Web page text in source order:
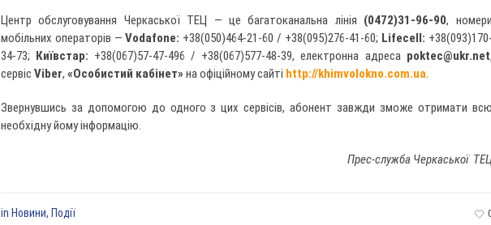
Центр обслуговування Черкаської ТЕЦ — це багатоканальна лінія (0472)31-96-90, номери
мобільних операторів —Vodafonе: +38(050)464-21-60 / +38(095)276-41-60; Lifecell: +38(093)170-
34-73; Київстар: +38(067)57-47-496 / +38(067)577-48-39, електронна адреса poktec@ukr.net,
сервіс Viber, «Особистий кабінет» на офіційному сайті http://khimvolokno.com.ua.
Звернувшись за допомогою до одного з цих сервісів, абонент завжди зможе отримати всю
необхідну йому інформацію.
Прес-служба Черкаської
in Новини, Події